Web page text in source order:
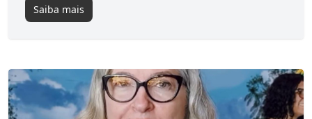
Saiba mais